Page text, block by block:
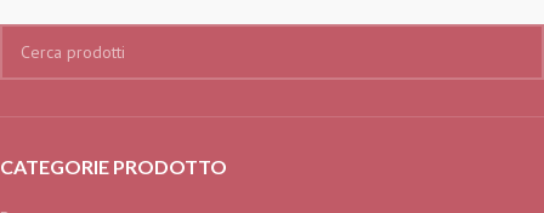
CATEGORIE PRODOTTO